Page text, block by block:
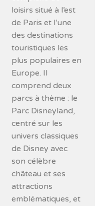
fr-
loisirs situé à l’est
de Paris et l’une
des destinations
touristiques les
plus populaires en
Europe. Il
comprend deux
parcs à thème : le
Parc Disneyland,
centré sur les
univers classiques
de Disney avec
son célèbre
château et ses
attractions
emblématiques, et